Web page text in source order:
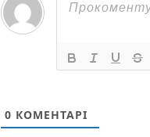
0 КОМЕНТАРІ